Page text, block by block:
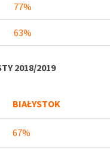
77%
63%
2018/2019
BIAŁYSTOK
67%